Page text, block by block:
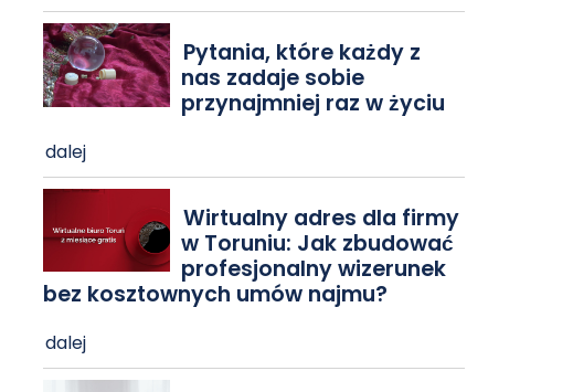
Pytania, które każdy z
nas zadaje sobie
przynajmniej raz w życiu
dalej
Wirtualny adres dla firmy
w Toruniu: Jak zbudować
profesjonalny wizerunek
bez kosztownych umów najmu?
dalej